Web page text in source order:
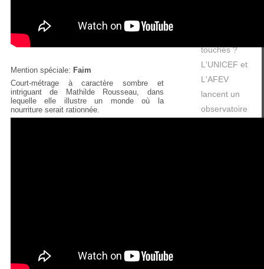
Mention spéciale: Faim
Court-métrage à caractère sombre et
intriguant de Mathilde Rousseau, dans
lequelle elle illustre un monde où la
nourriture serait rationnée.
touchés ?
L'UNICEF et
L'AFEV
lancent un
observatoire